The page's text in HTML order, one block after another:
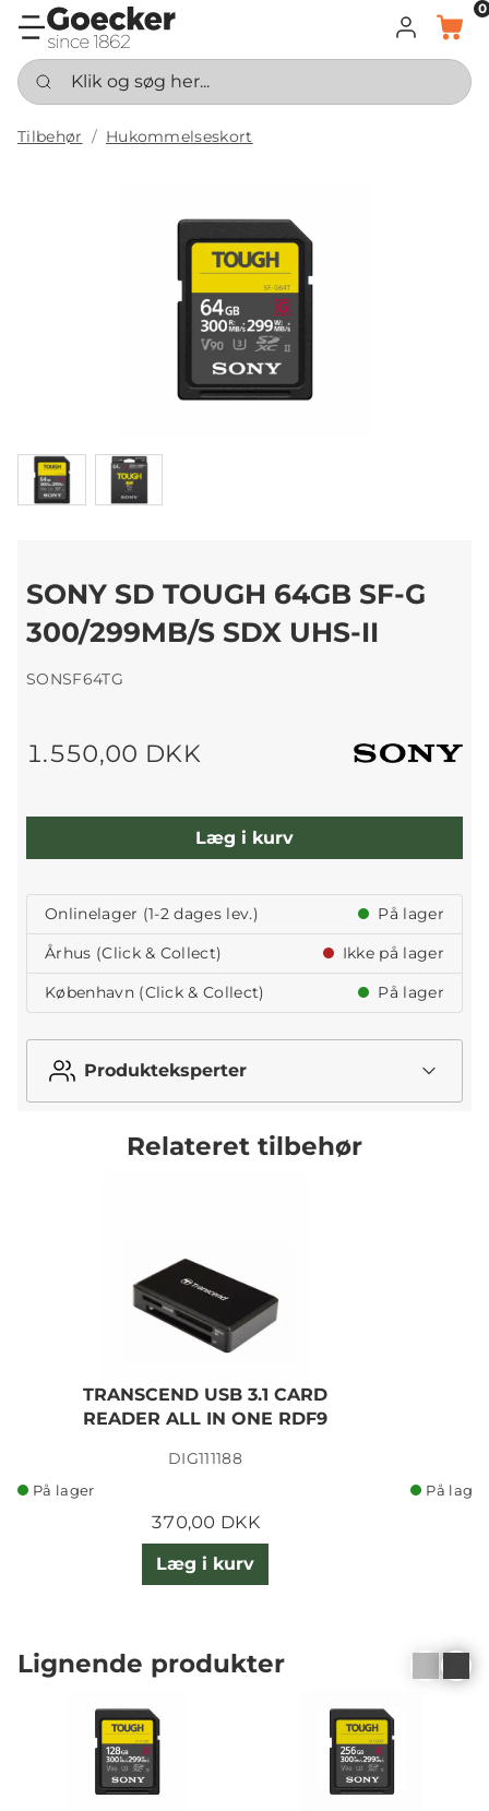
LOG INDKURV
0
Klik og søg her...
Tilbehør Hukommelseskort
SONY SD TOUGH 64GB SF-G
300/299MB/S SDX UHS-II
SONSF64TG
1.550,00 DKK
Læg i kurv
Onlinelager (1-2 dages lev.)
På lager
Århus (Click & Collect)
Ikke på lager
København (Click & Collect)
På lager
Produkteksperter
Relateret tilbehør
TRANSCEND USB 3.1 CARD
READER ALL IN ONE RDF9
DIG111188
På lager
370,00 DKK
Læg i kurv
På lager
Lignende produkter